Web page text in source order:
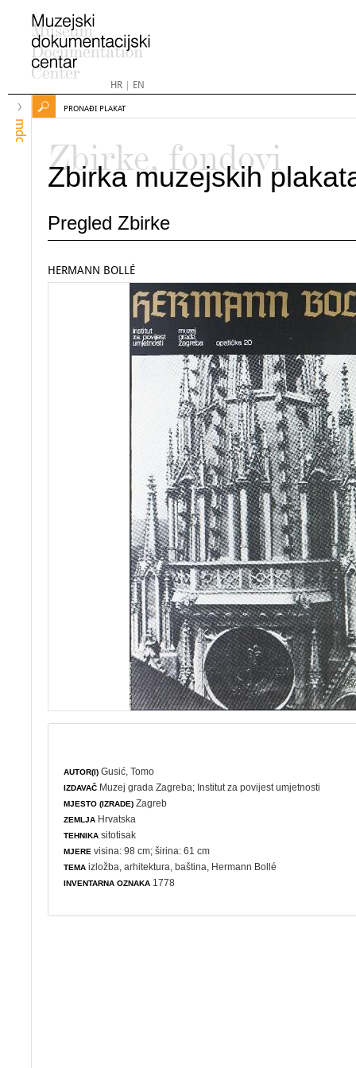
HR| EN
mdc
PRONAĐI PLAKAT
Zbirke, fondovi
Zbirka muzejskih
Pregled Zbirke
HERMANN BOLLÉ
AUTOR(I) Gusić, Tomo
IZDAVAČ Muzej grada Zagreba; Institut za povijest umjetnosti
MJESTO (IZRADE) Zagreb
ZEMLJA Hrvatska
TEHNIKA sitotisak
MJERE visina: 98 cm; širina: 61 cm
TEMA izložba ,arhitektura ,baština , Hermann Bollé
INVENTARNA OZNAKA 1778